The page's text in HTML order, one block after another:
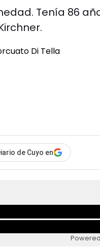
Tenía 86
de Cuyo en